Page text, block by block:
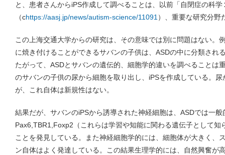
と、患者さんからiPS作成して調べることは、以前「自閉症の科
（chttps://aasj.jp/news/autism-science/11091）、重要な研究分野
この上海交通大学からの研究は、その意味では別に問題はない。
に焼き付けることができるサバンの子供は、ASDの中に分類され
たがって、ASDとサバンの遺伝的、細胞学的違いを調べることは
のサバンの子供の尿から細胞を取り出し、iPSを作成している。
が、これ自体は新規性はない。
結果だが、サバンのiPSから誘導された神経細胞は、ASDでは一
Pax6,TBR1,Foxp2（これらは学習や知能に関わる遺伝子として知
ことを発見している。また神経細胞学的には、細胞体が大きく、
ン自体はよく発達している。この結果生理学的には、自然興奮が